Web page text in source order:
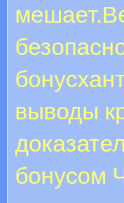
выводы
бонусом